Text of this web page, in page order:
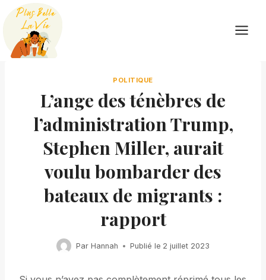
Skip
content
POLITIQUE
L’ange des ténèbres de
l’administration Trump,
Stephen Miller, aurait
voulu bombarder des
bateaux de migrants :
rapport
Par Hannah Publié le 2 juillet 2023